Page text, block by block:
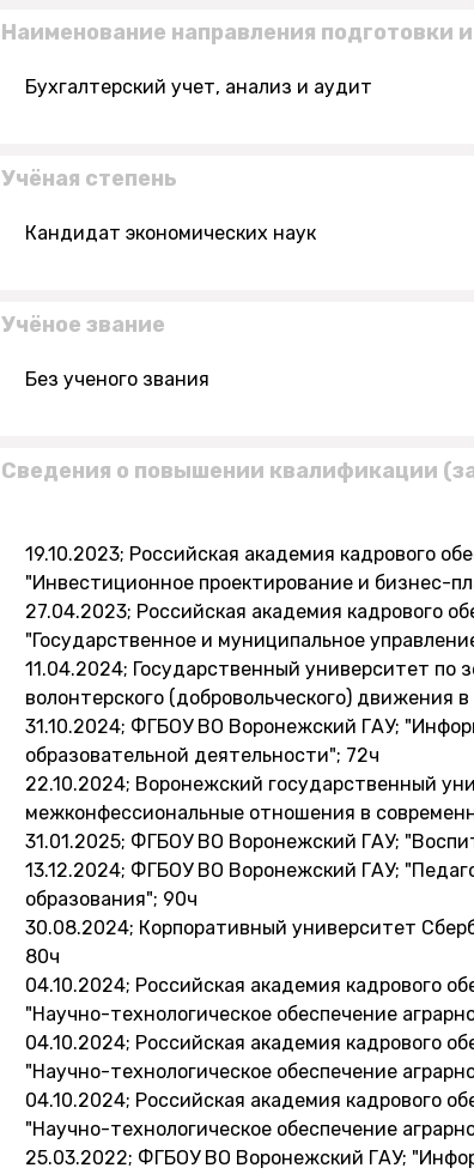
Наименование направления подготовки
Бухгалтерский учет, анализ и аудит
Учёная степень
Кандидат экономических наук
Учёное звание
Без ученого звания
Сведения о повышении квалификации
19.10.2023; Российская академия кадрового
"Инвестиционное проектирование и бизнес-
27.04.2023; Российская академия кадрового
"Государственное и муниципальное
11.04.2024; Государственный университет по
волонтерского (добровольческого) движения
31.10.2024; ФГБОУ ВО Воронежский ГАУ;
образовательной деятельности"; 72ч
22.10.2024; Воронежский государственный
межконфессиональные отношения в
31.01.2025; ФГБОУ ВО Воронежский ГАУ;
13.12.2024; ФГБОУ ВО Воронежский ГАУ;
образования"; 90ч
30.08.2024; Корпоративный университет
80ч
04.10.2024; Российская академия кадрового
"Научно-технологическое обеспечение
04.10.2024; Российская академия кадрового
"Научно-технологическое обеспечение
04.10.2024; Российская академия кадрового
"Научно-технологическое обеспечение
25.03.2022; ФГБОУ ВО Воронежский ГАУ;